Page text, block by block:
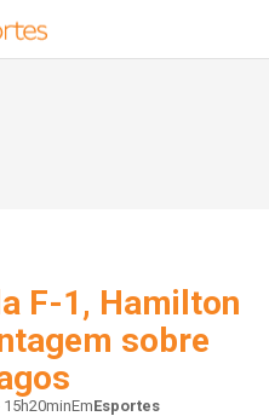
F-1, Hamilton
sobre
EmEsportes